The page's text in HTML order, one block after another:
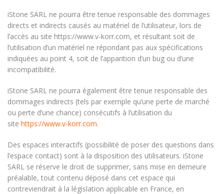
iStone SARL ne pourra être tenue responsable des dommages
directs et indirects causés au matériel de l’utilisateur, lors de
l’accès au site https://www.v-korr.com, et résultant soit de
l’utilisation d’un matériel ne répondant pas aux spécifications
indiquées au point 4, soit de l’apparition d’un bug ou d’une
incompatibilité.
iStone SARL ne pourra également être tenue responsable des
dommages indirects (tels par exemple qu’une perte de marché
ou perte d’une chance) consécutifs à l’utilisation du
site https://www.v-korr.com.
Des espaces interactifs (possibilité de poser des questions dans
l’espace contact) sont à la disposition des utilisateurs. iStone
SARL se réserve le droit de supprimer, sans mise en demeure
préalable, tout contenu déposé dans cet espace qui
contreviendrait à la législation applicable en France, en